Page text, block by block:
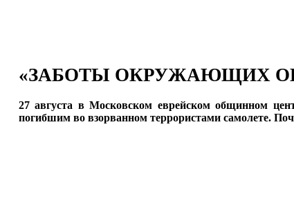
«ЗАБОТЫ ОКРУЖАЮЩИХ
27 августа в Московском еврейском общинном
погибшим во взорванном террористами самолете.